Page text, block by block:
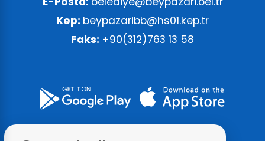
Kep: beypazaribb@hs01.kep.tr
Faks: +90(312)763 13 58